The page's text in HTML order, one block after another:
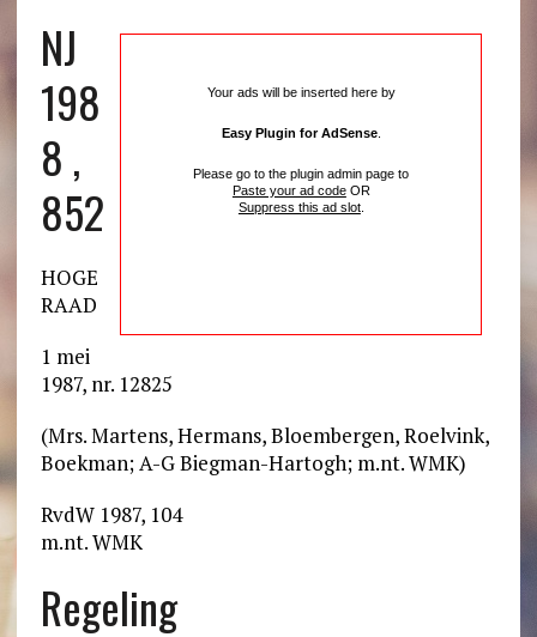
Your ads will be inserted here by
Easy Plugin for AdSense.
Please go to the plugin admin page to
Paste your ad codeOR
Suppress this ad slot.
NJ
198
8 ,
852
HOGE
RAAD
1 mei
1987, nr. 12825
(Mrs. Martens, Hermans, Bloembergen, Roelvink,
Boekman; A-G Biegman-Hartogh; m.nt. WMK)
RvdW 1987, 104
m.nt. WMK
Regeling